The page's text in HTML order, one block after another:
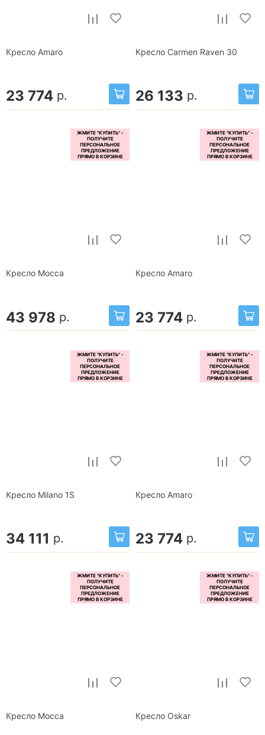
Кресло Amaro
23 774 р.
Кресло Carmen Raven 30
26 133 р.
Кресло Mocca
43 978 р.
Кресло Amaro
23 774 р.
Кресло Milano 1S
34 111 р.
Кресло Amaro
23 774 р.
Кресло Mocca Кресло Oskar